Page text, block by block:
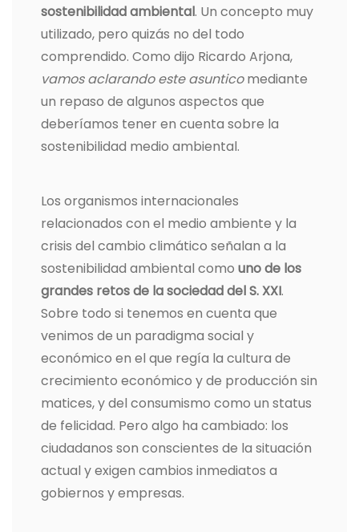
sostenibilidad ambiental. Un concepto muy
utilizado, pero quizás no del todo
comprendido. Como dijo Ricardo Arjona,
vamos aclarando este asunticomediante
un repaso de algunos aspectos que
deberíamos tener en cuenta sobre la
sostenibilidad medio ambiental.
Los organismos internacionales
relacionados con el medio ambiente y la
crisis del cambio climático señalan a la
sostenibilidad ambiental como uno de los
grandes retos de la sociedad del S. XXI.
Sobre todo si tenemos en cuenta que
venimos de un paradigma social y
económico en el que regía la cultura de
crecimiento económico y de producción sin
matices, y del consumismo como un status
de felicidad. Pero algo ha cambiado: los
ciudadanos son conscientes de la situación
actual y exigen cambios inmediatos a
gobiernos y empresas.